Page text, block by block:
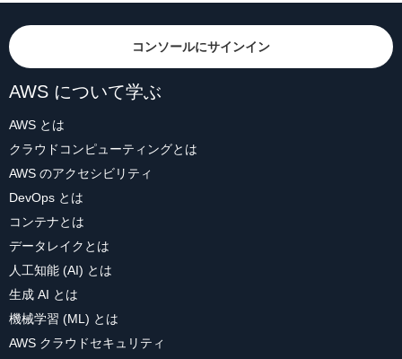
コンソールにサインイン
AWS について学ぶ
AWS とは
クラウドコンピューティングとは
AWS のアクセシビリティ
DevOps とは
コンテナとは
データレイクとは
人工知能 (AI) とは
生成 AI とは
機械学習 (ML) とは
AWS クラウドセキュリティ